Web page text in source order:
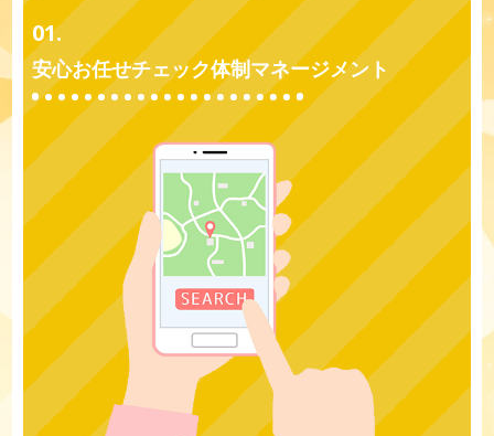
01.
安心お任せチェック体制マネージメント